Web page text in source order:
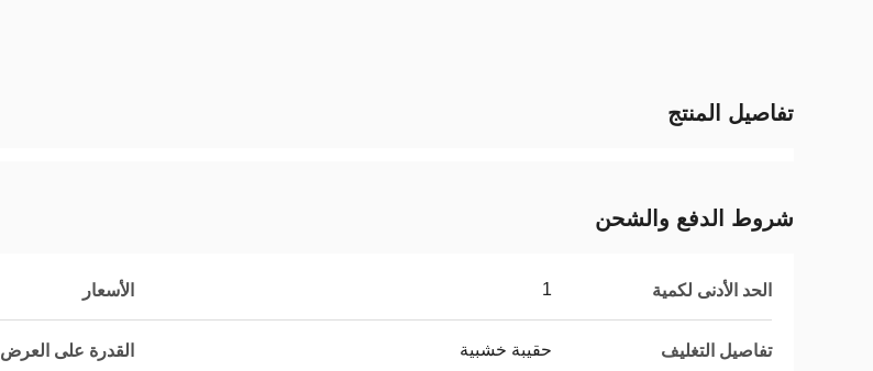
تفاصيل المنتج
شروط الدفع والشحن
الحد الأدنى لكمية 1 الأسعار
تفاصيل التغليف حقيبة خشبية القدرة على العرض